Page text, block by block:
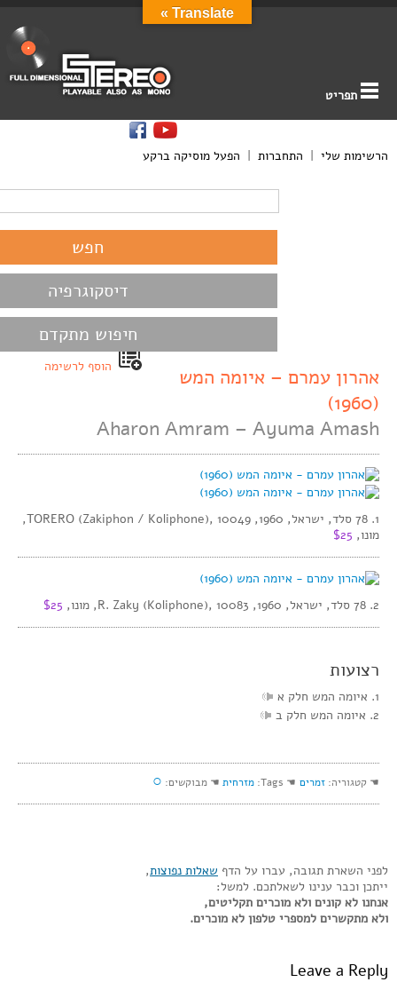
תפריט
הרשימות שלי | התחברות | הפעל מוסיקה ברקע
דיסקוגרפיה
חיפוש מתקדם
הוסף לרשימה
אהרון עמרם – איומה המש
(1960)
Aharon Amram – Ayuma Amash
1. 78 סלד, ישראל, 1960, TORERO (Zakiphon / Koliphone), 10049,
מונו, $25
2. 78 סלד, ישראל, 1960, R. Zaky (Koliphone), 10083, מונו, $25
רצועות
1. איומה המש חלק א
2. איומה המש חלק ב
☚ קטגוריה: זמרים ☚ Tags: מזרחית ☚ מבוקשים: ○
לפני השארת תגובה, עברו על הדף שאלות נפוצות,
ייתכן וכבר ענינו לשאלתכם. למשל:
אנחנו לא קונים ולא מוכרים תקליטים,
ולא מתקשרים למספרי טלפון לא מוכרים.
Leave a Reply
Translate »